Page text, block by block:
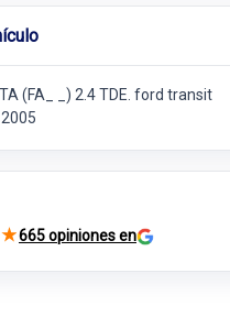
(FA_ _) 2.4 TDE. ford transit
★665 opiniones en